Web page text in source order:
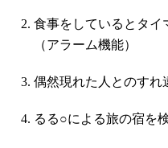
食事をしているとタイ
（アラーム機能）
偶然現れた人とのすれ
るる○による旅の宿を